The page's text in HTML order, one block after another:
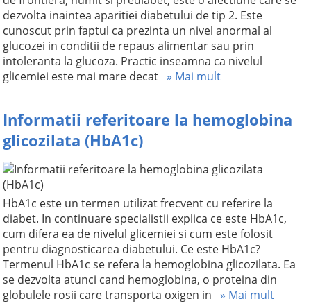
dezvolta inaintea aparitiei diabetului de tip 2. Este
cunoscut prin faptul ca prezinta un nivel anormal al
glucozei in conditii de repaus alimentar sau prin
intoleranta la glucoza. Practic inseamna ca nivelul
glicemiei este mai mare decat » Mai mult
Informatii referitoare la hemoglobina
glicozilata (HbA1c)
HbA1c este un termen utilizat frecvent cu referire la
diabet. In continuare specialistii explica ce este HbA1c,
cum difera ea de nivelul glicemiei si cum este folosit
pentru diagnosticarea diabetului. Ce este HbA1c?
Termenul HbA1c se refera la hemoglobina glicozilata. Ea
se dezvolta atunci cand hemoglobina, o proteina din
globulele rosii care transporta oxigen in » Mai mult